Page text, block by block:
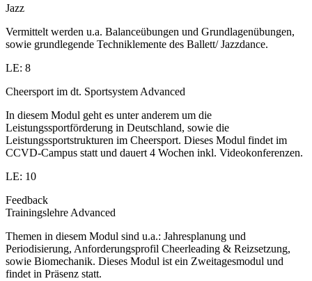
Jazz
Vermittelt werden u.a. Balanceübungen und Grundlagenübungen,
sowie grundlegende Techniklemente des Ballett/ Jazzdance.
LE: 8
Cheersport im dt. Sportsystem Advanced
In diesem Modul geht es unter anderem um die
Leistungssportförderung in Deutschland, sowie die
Leistungssportstrukturen im Cheersport. Dieses Modul findet im
CCVD-Campus statt und dauert 4 Wochen inkl. Videokonferenzen.
LE: 10
Feedback
Trainingslehre Advanced
Themen in diesem Modul sind u.a.: Jahresplanung und
Periodisierung, Anforderungsprofil Cheerleading & Reizsetzung,
sowie Biomechanik. Dieses Modul ist ein Zweitagesmodul und
findet in Präsenz statt.